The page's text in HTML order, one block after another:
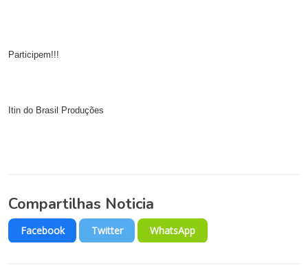
Participem!!!
Itin do Brasil Produções
Compartilhas Noticia
Facebook Twitter WhatsApp